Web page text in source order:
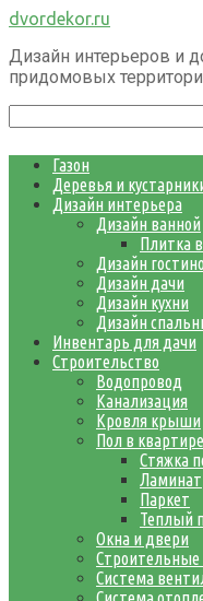
Перейти
контенту
dvordekor.ru
Дизайн интерьеров и
придомовых
Газон
Деревья и
Дизайн интерьера
Дизайн ванной
Плитка
Дизайн
Дизайн дачи
Дизайн кухни
Дизайн
Инвентарь для дачи
Строительство
Водопровод
Канализация
Кровля крыши
Пол в квартире
Стяжка
Ламинат
Паркет
Теплый
Окна и двери
Система